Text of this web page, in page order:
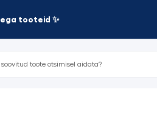
tooteid ✨